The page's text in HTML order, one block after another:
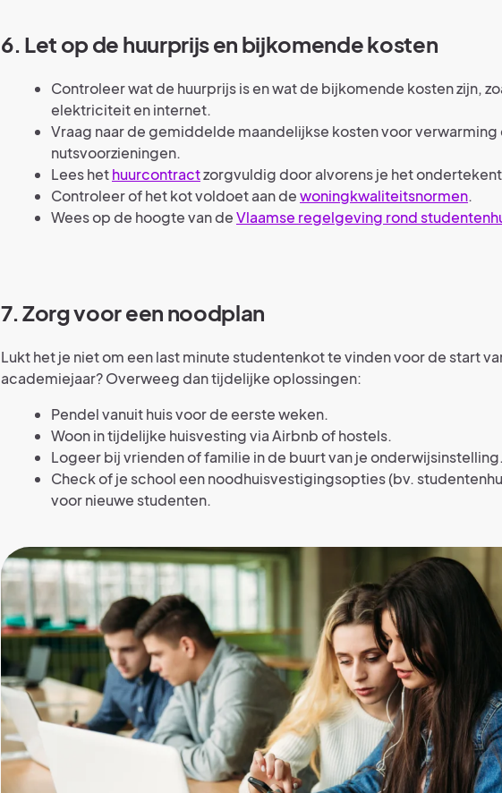
6. Let op de huurprijs en bijkomende kosten
Controleer wat de huurprijs is en wat de bijkomende kosten zijn,
elektriciteit en internet.
Vraag naar de gemiddelde maandelijkse kosten voor verwarming
nutsvoorzieningen.
Lees hethuurcontractzorgvuldig door alvorens je het
Controleer of het kot voldoet aan dewoningkwaliteitsnormen.
Wees op de hoogte van deVlaamse regelgeving rond
7. Zorg voor een noodplan
Lukt het je niet om een last minute studentenkot te vinden voor de start
academiejaar? Overweeg dan tijdelijke oplossingen:
Pendel vanuit huis voor de eerste weken.
Woon in tijdelijke huisvesting via Airbnb of hostels.
Logeer bij vrienden of familie in de buurt van je onderwijsinstelling.
Check of je school een noodhuisvestigingsopties (bv.
voor nieuwe studenten.